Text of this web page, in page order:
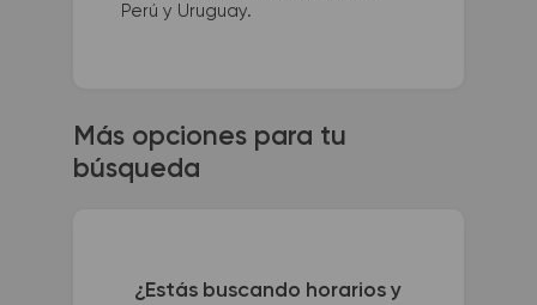
Perú y Uruguay.
Más opciones para tu
búsqueda
¿Estás buscando horarios y